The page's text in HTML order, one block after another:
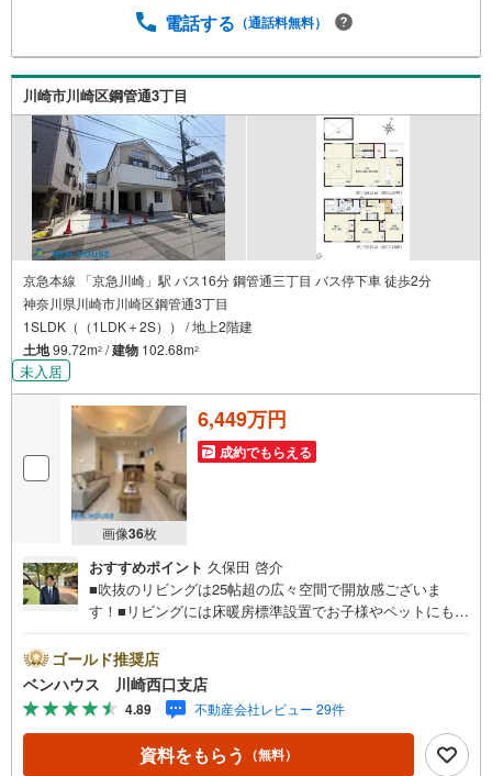
ンハウス倶楽部メンバーには豊富な優待サービスをご提
をFPに無料相談・ご購入いただいたお客様には毎年お花を
お贈りし、お付き合いを大切にたくさんのお客様の声に感
謝し、これからも一人ひとりに合ったお住まい探しをご提
案してまいります。不動産売買のご相談なら、ベンハウス
にお問い合わせください！社員一同心よりお待ちしており
ます。
電話する （通話料無料）
川崎市川崎区鋼管通3丁目
京急本線 「京急川崎」駅 バス16分 鋼管通三丁目 バス停下車 徒歩2分
神奈川県川崎市川崎区鋼管通3丁目
1SLDK（（1LDK＋2S）） / 地上2階建
土地99.72m2 /建物 102.68m2
未入居
画像36枚
6,449万円
成約でもらえる
おすすめポイント 久保田 啓介
■吹抜のリビングは25帖超の広々空間で開放感ございま
す！■リビングには床暖房標準設置でお子様やペットにも安
一部屋増やせます！■ご見学をご希望のお客様、平日・休日
問わず ご対応させていただきます。■また、オンライン案
内・相談などにも対応しております。 どうぞ お気軽に
ご連絡下さい。その他にも・・・●「この物件以外にも何件
か一緒に物件を見てみたい」●「私はローンいくら借りられ
るのだろう？」●「買替えなので、自宅がいくらで売却でき
ゴールド推奨店
ベンハウス 川崎西口支店
4.89 不動産会社レビュー 29件
資料をもらう （無料）